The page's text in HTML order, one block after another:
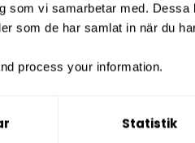
som vi samarbetar med.
som de har samlat in när du
process your information.
Statistik